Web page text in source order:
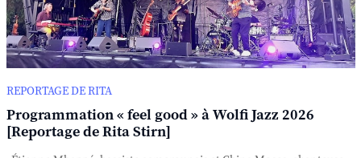
REPORTAGE DE RITA
Programmation « feel good » à Wolfi Jazz 2026
[Reportage de Rita Stirn]